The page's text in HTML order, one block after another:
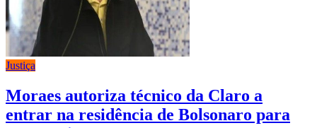
Justiça
Moraes autoriza técnico da Claro a
entrar na residência de Bolsonaro para